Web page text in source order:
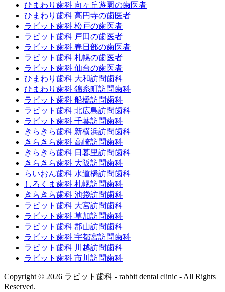
ひまわり歯科 向ヶ丘遊園の歯医者
ひまわり歯科 高円寺の歯医者
ラビット歯科 松戸の歯医者
ラビット歯科 戸田の歯医者
ラビット歯科 春日部の歯医者
ラビット歯科 札幌の歯医者
ラビット歯科 仙台の歯医者
ひまわり歯科 大和訪問歯科
ひまわり歯科 錦糸町訪問歯科
ラビット歯科 船橋訪問歯科
ラビット歯科 北広島訪問歯科
ラビット歯科 千葉訪問歯科
きらきら歯科 新横浜訪問歯科
きらきら歯科 高崎訪問歯科
きらきら歯科 日暮里訪問歯科
きらきら歯科 大阪訪問歯科
らいおん歯科 水道橋訪問歯科
しろくま歯科 札幌訪問歯科
きらきら歯科 池袋訪問歯科
ラビット歯科 大宮訪問歯科
ラビット歯科 草加訪問歯科
ラビット歯科 郡山訪問歯科
ラビット歯科 宇都宮訪問歯科
ラビット歯科 川越訪問歯科
ラビット歯科 市川訪問歯科
Copyright © 2026 ラビット歯科 - rabbit dental clinic - All Rights
Reserved.